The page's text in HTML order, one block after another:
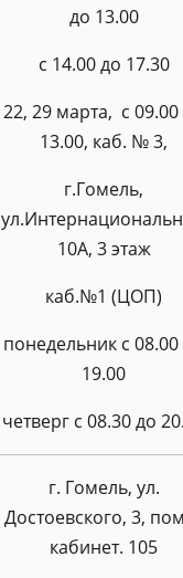
до 13.00
с 14.00 до 17.30
22, 29 марта, с
13.00, каб. № 3,
г.Гомель,
10А, 3 этаж
каб.№1 (ЦОП)
понедельник с
19.00
четверг с 08.30 до
г. Гомель, ул.
Достоевского, 3,
кабинет. 105